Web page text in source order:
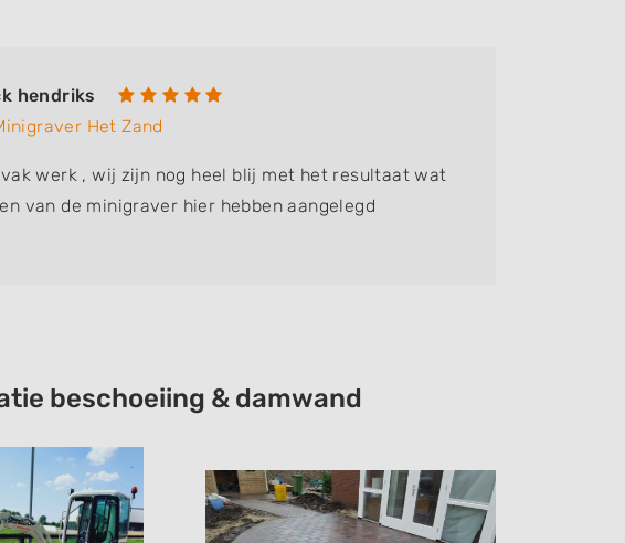
hendriks
Het Zand
werk , wij zijn nog heel blij met het resultaat wat
van de minigraver hier hebben aangelegd
beschoeiing & damwand